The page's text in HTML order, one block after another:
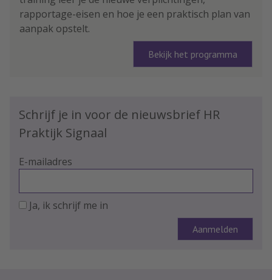
rapportage-eisen en hoe je een praktisch plan van
aanpak opstelt.
Bekijk het programma
Schrijf je in voor de nieuwsbrief HR
Praktijk Signaal
E-mailadres
Ja, ik schrijf me in